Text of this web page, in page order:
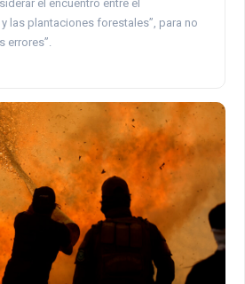
el encuentro entre el
las plantaciones forestales”, para no
errores”.